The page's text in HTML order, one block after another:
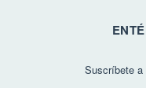
Suscríbete